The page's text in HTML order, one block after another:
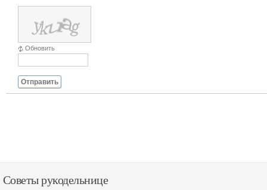
Обновить
Отправить
Советы рукодельнице